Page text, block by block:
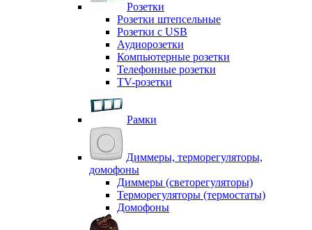
Розетки
Розетки штепсельные
Розетки с USB
Аудиорозетки
Компьютерные розетки
Телефонные розетки
TV-розетки
Рамки
Диммеры, терморегуляторы,
домофоны
Диммеры (светорегуляторы)
Терморегуляторы (термостаты)
Домофоны